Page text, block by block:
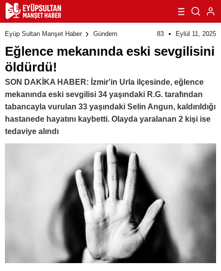
Eyüp Sultan Manşet Haber Gündem 83 Eylül 11, 2025
Eğlence mekanında eski sevgilisini
öldürdü!
SON DAKİKA HABER: İzmir'in Urla ilçesinde, eğlence
mekanında eski sevgilisi 34 yaşındaki R.G. tarafından
tabancayla vurulan 33 yaşındaki Selin Angun, kaldırıldığı
hastanede hayatını kaybetti. Olayda yaralanan 2 kişi ise
tedaviye alındı